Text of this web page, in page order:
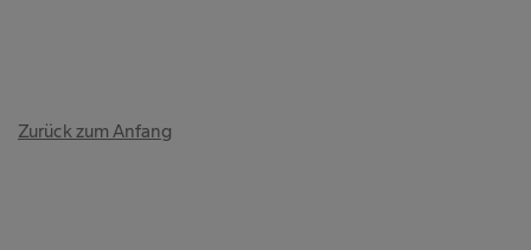
Zurück zum Anfang